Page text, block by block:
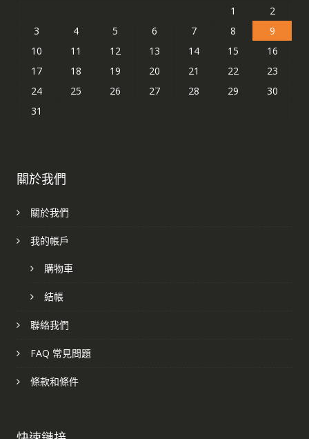
1
2
3
4 5 6 7 8
9
10
11 12 13 14 15
16
17
18 19 20 21 22
23
24
25 26 27 28 29
30
31
關於我們
關於我們
我的帳戶
購物車
結帳
聯絡我們
FAQ 常見問題
條款和條件